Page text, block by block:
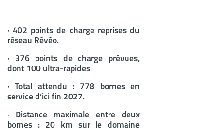
· 402 points de charge reprises du
réseau Révéo.
· 376 points de charge prévues,
dont 100 ultra-rapides.
· Total attendu : 778 bornes en
service d’ici fin 2027.
· Distance maximale entre deux
bornes : 20 km sur le domaine